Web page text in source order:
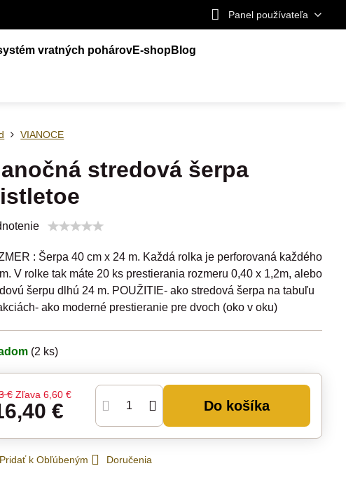
Panel používateľa
vratných pohárovE-shopBlog
VIANOCE
stredová šerpa
: Šerpa 40 cm x 24 m. Každá rolka je perforovaná každého
V rolke tak máte 20 ks prestierania rozmeru 0,40 x 1,2m, alebo
šerpu dlhú 24 m. POUŽITIE- ako stredová šerpa na tabuľu
ako moderné prestieranie pre dvoch (oko v oku)
(2 ks)
€ Zľava 6,60 €
€ Do košíka
Pridať k Obľúbeným Doručenia